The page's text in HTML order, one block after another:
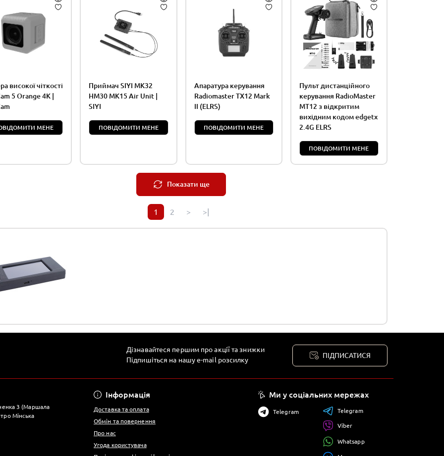
високої чіткості
5 Orange 4K |
МЕНЕ
Приймач SIYI MK32
HM30 MK15 Air Unit |
SIYI
ПОВІДОМИТИ МЕНЕ
Апаратура керування
Radiomaster TX12 Mark
II (ELRS)
ПОВІДОМИТИ МЕНЕ
Пульт дистанційного
керування RadioMaster
MT12 з відкритим
вихідним кодом edgetx
2.4G ELRS
ПОВІДОМИТИ МЕНЕ
Показати ще
1 2 > >|
Дізнавайтеся першим про акції та знижки
Підпишіться на нашу e-mail розсилку
ПІДПИСАТИСЯ
3 (Маршала
Мінська
Інформація
Доставка та оплата
Обмін та повернення
Про нас
Угода користувача
Ми у соціальних мережах
Telegram Telegram
Viber
Whatsapp